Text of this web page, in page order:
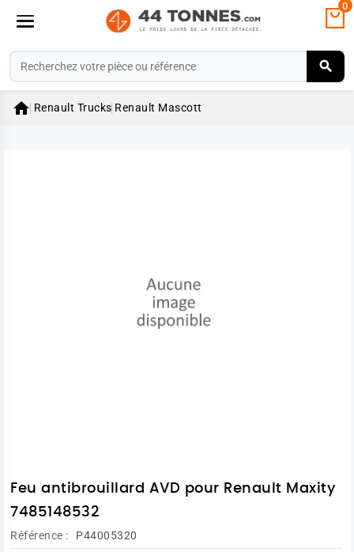
0
 Renault Trucks Renault Mascott
Feu antibrouillard AVD pour Renault Maxity
7485148532
Référence : P44005320